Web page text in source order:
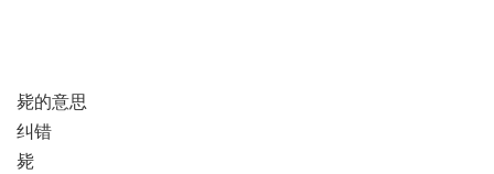
毙的意思
纠错
毙